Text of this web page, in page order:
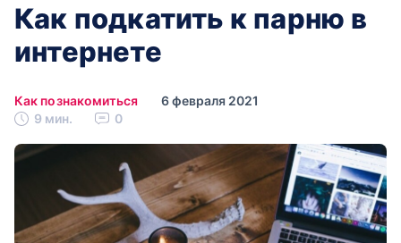
Как подкатить к парню в
интернете
Как познакомиться
6 февраля 2021
9 мин.
0